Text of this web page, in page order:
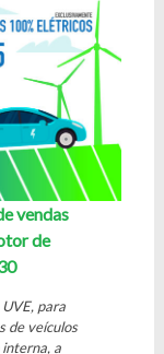
vendas
de
para
de veículos
a